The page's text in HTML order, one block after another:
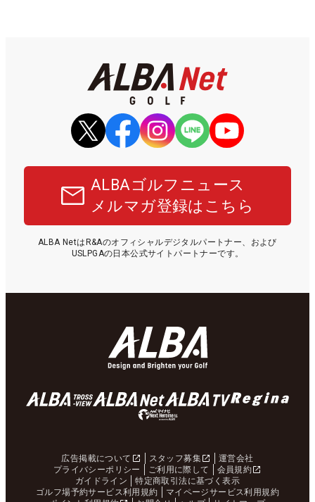
ALBAゴルフニュース
メルマガ登録はこちら
ALBA NetはR&Aのオフィシャルデジタルパートナー、および
USLPGAの日本公式サイトパートナーです。
広告掲載について スタッフ募集
運営会社
プライバシーポリシー
ご利用に際して
会員規約
ガイドライン
特定商取引法に基づく表示
ゴルフ場予約サービス利用規約
マイページサービス利用規約